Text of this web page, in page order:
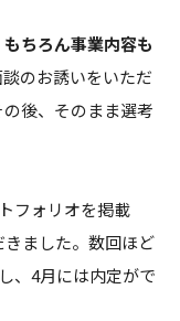
ちろん事業内容も
のお誘いをいただ
後、そのまま選考
フォリオを掲載
ました。数回ほど
、4月には内定がで